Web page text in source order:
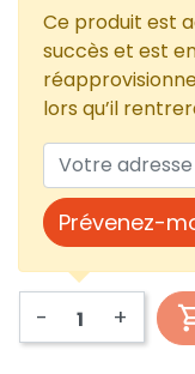
Ce produit est
succès et est
lors qu’il
Prévenez-
- +